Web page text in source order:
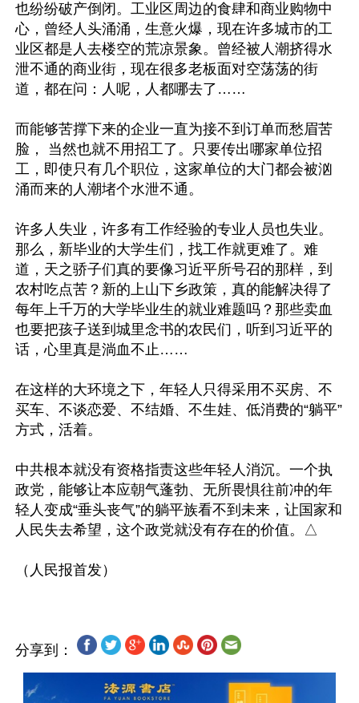
也纷纷破产倒闭。工业区周边的食肆和商业购物中
心，曾经人头涌涌，生意火爆，现在许多城市的工
业区都是人去楼空的荒凉景象。曾经被人潮挤得水
泄不通的商业街，现在很多老板面对空荡荡的街
道，都在问：人呢，人都哪去了……
而能够苦撑下来的企业一直为接不到订单而愁眉苦
脸， 当然也就不用招工了。只要传出哪家单位招
工，即使只有几个职位，这家单位的大门都会被汹
涌而来的人潮堵个水泄不通。
许多人失业，许多有工作经验的专业人员也失业。
那么，新毕业的大学生们，找工作就更难了。难
道，天之骄子们真的要像习近平所号召的那样，到
农村吃点苦？新的上山下乡政策，真的能解决得了
每年上千万的大学毕业生的就业难题吗？那些卖血
也要把孩子送到城里念书的农民们，听到习近平的
话，心里真是淌血不止……
在这样的大环境之下，年轻人只得采用不买房、不
买车、不谈恋爱、不结婚、不生娃、低消费的“躺平”
方式，活着。
中共根本就没有资格指责这些年轻人消沉。一个执
政党，能够让本应朝气蓬勃、无所畏惧往前冲的年
轻人变成“垂头丧气”的躺平族看不到未来，让国家和
人民失去希望，这个政党就没有存在的价值。△
分享到：